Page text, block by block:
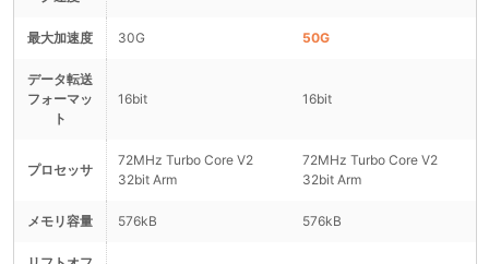
最大加速度 30G 50G
データ転送
フォーマッ
ト
16bit 16bit
プロセッサ
72MHz Turbo Core V2
32bit Arm
72MHz Turbo Core V2
32bit Arm
メモリ容量 576kB 576kB